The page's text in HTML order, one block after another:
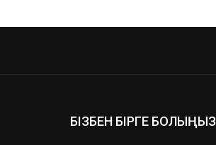
БІЗБЕН БІРГЕ БОЛЫҢЫЗ